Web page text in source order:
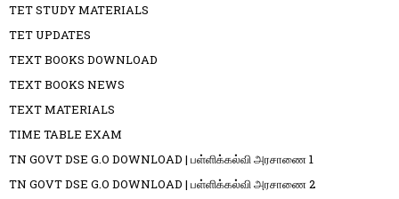
TET STUDY MATERIALS
TET UPDATES
TEXT BOOKS DOWNLOAD
TEXT BOOKS NEWS
TEXT MATERIALS
TIME TABLE EXAM
TN GOVT DSE G.O DOWNLOAD | பள்ளிக்கல்வி அரசாணை 1
TN GOVT DSE G.O DOWNLOAD | பள்ளிக்கல்வி அரசாணை 2